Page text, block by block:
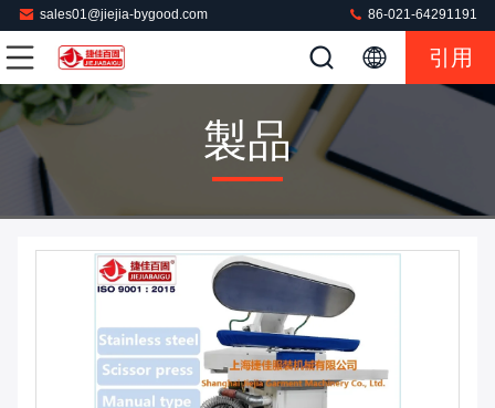
sales01@jiejia-bygood.com 86-021-64291191
引用
製品